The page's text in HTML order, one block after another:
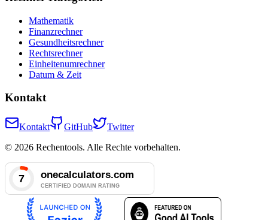
Mathematik
Finanzrechner
Gesundheitsrechner
Rechtsrechner
Einheitenumrechner
Datum & Zeit
Kontakt
Kontakt GitHub
Twitter
© 2026 Rechentools. Alle Rechte vorbehalten.